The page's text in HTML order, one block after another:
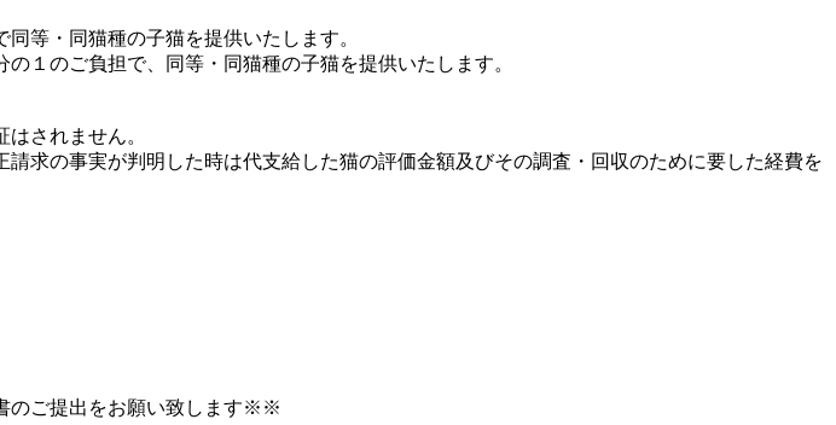
等・同猫種の子猫を提供いたします。
１のご負担で、同等・同猫種の子猫を提供いたします。
されません。
求の事実が判明した時は代支給した猫の評価金額及びその調査・回収のために要した経費を
のご提出をお願い致します※※